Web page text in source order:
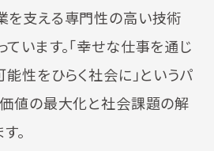
を支える専門性の高い技術
います。「幸せな仕事を通じ
能性をひらく社会に」というパ
値の最大化と社会課題の解
。